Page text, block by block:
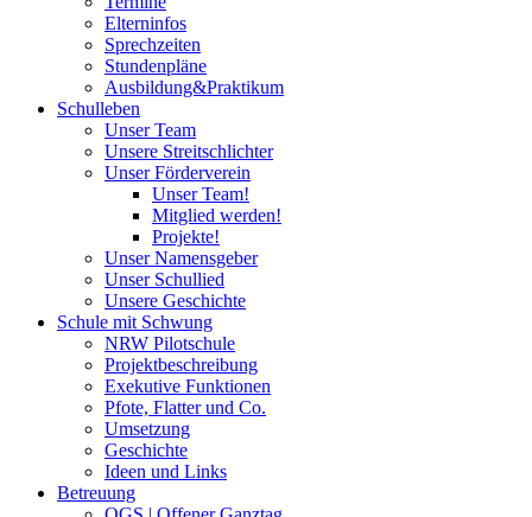
Elterninfos
Sprechzeiten
Stundenpläne
Ausbildung&Praktikum
Schulleben
Unser Team
Unsere Streitschlichter
Unser Förderverein
Unser Team!
Mitglied werden!
Projekte!
Unser Namensgeber
Unser Schullied
Unsere Geschichte
Schule mit Schwung
NRW Pilotschule
Projektbeschreibung
Exekutive Funktionen
Pfote, Flatter und Co.
Umsetzung
Geschichte
Ideen und Links
Betreuung